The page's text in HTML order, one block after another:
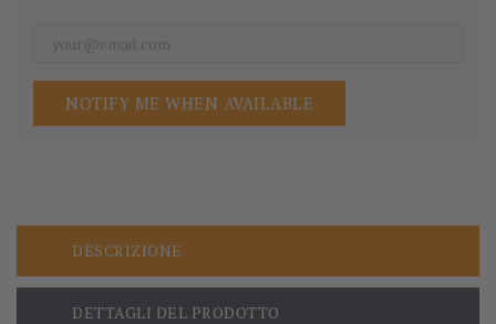
NOTIFY ME WHEN AVAILABLE
DESCRIZIONE
DETTAGLI DEL PRODOTTO